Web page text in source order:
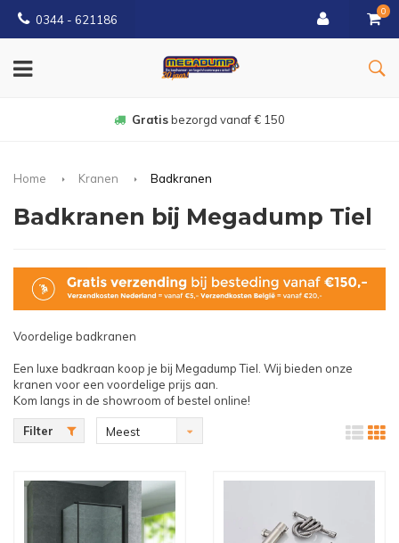
0344 - 621186
0
Gratisbezorgd vanaf € 150
Home Kranen Badkranen
Badkranen bij Megadump Tiel
Voordelige badkranen
Een luxe badkraan koop je bij Megadump Tiel. Wij bieden onze
kranen voor een voordelige prijs aan.
Kom langs in de showroom of bestel online!
Filter
Meest